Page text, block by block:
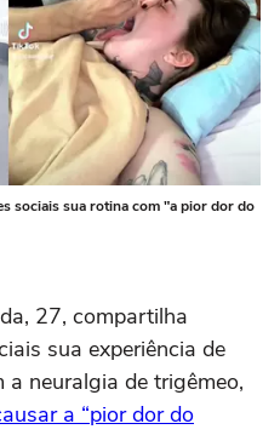
sociais sua rotina com "a pior dor do
27, compartilha
sua experiência de
neuralgia de trigêmeo,
a “pior dor do